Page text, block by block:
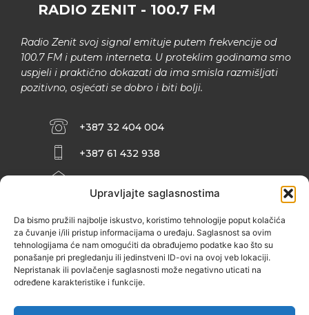
Upravljajte saglasnostima
Da bismo pružili najbolje iskustvo, koristimo tehnologije poput kolačića
za čuvanje i/ili pristup informacijama o uređaju. Saglasnost sa ovim
tehnologijama će nam omogućiti da obrađujemo podatke kao što su
ponašanje pri pregledanju ili jedinstveni ID-ovi na ovoj veb lokaciji.
Nepristanak ili povlačenje saglasnosti može negativno uticati na
određene karakteristike i funkcije.
RADIO ZENIT - 100.7 FM
Radio Zenit svoj signal emituje putem frekvencije od
100.7 FM i putem interneta. U proteklim godinama smo
uspjeli i praktično dokazati da ima smisla razmišljati
pozitivno, osjećati se dobro i biti bolji.
+387 32 404 004
+387 61 432 938
INFO@ZENIT.BA
ZENIČANKA, 3. SPRAT), 72000 ZENICA